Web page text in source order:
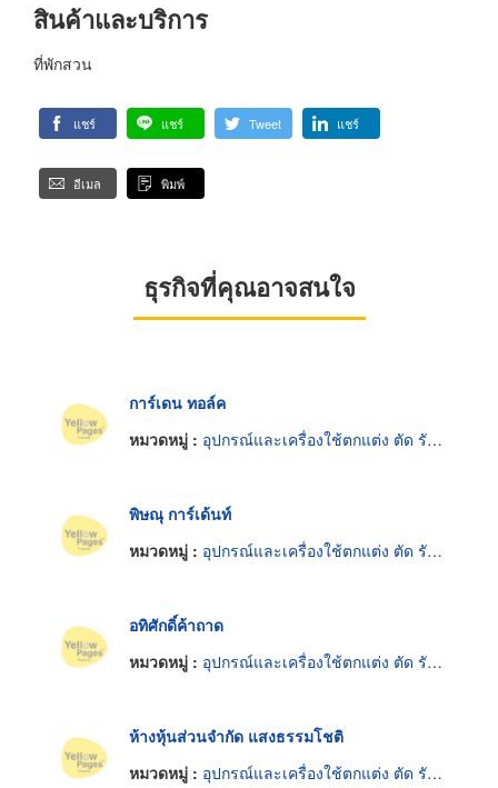
สินค้าและบริการ
ที่พักสวน
แชร์ แชร์ Tweet แชร์
อีเมล พิมพ์
ธุรกิจที่คุณอาจสนใจ
การ์เดน ทอล์ค
หมวดหมู่ : อุปกรณ์และเครื่องใช้ตกแต่ง ตัด รักษาต้นไม้
พิษณุ การ์เด้นท์
หมวดหมู่ : อุปกรณ์และเครื่องใช้ตกแต่ง ตัด รักษาต้นไม้
อทิศักดิ์ค้าถาด
หมวดหมู่ : อุปกรณ์และเครื่องใช้ตกแต่ง ตัด รักษาต้นไม้
ห้างหุ้นส่วนจำกัด แสงธรรมโชติ
หมวดหมู่ : อุปกรณ์และเครื่องใช้ตกแต่ง ตัด รักษาต้นไม้